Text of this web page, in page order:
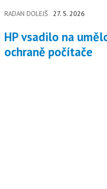
RADAN DOLEJŠ 27. 5. 2026
HP vsadilo na umělou inteligenci při
ochraně počítače